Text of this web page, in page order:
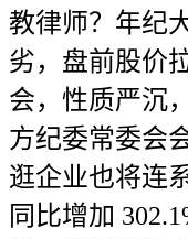
教律师？年纪
劣，盘前股价
会，性质严沉
方纪委常委会
逛企业也将连
同比增加